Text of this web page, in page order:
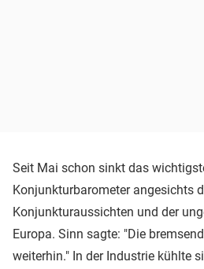
Seit Mai schon sinkt das
Konjunkturbarometer angesichts
Konjunkturaussichten und der
Europa. Sinn sagte: "Die
weiterhin." In der Industrie kühlte